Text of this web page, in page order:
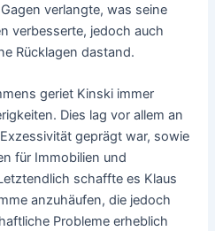
verlangte, was seine
verbesserte, jedoch auch
Rücklagen dastand.
geriet Kinski immer
Dies lag vor allem an
geprägt war, sowie
für Immobilien und
schaffte es Klaus
anzuhäufen, die jedoch
Probleme erheblich